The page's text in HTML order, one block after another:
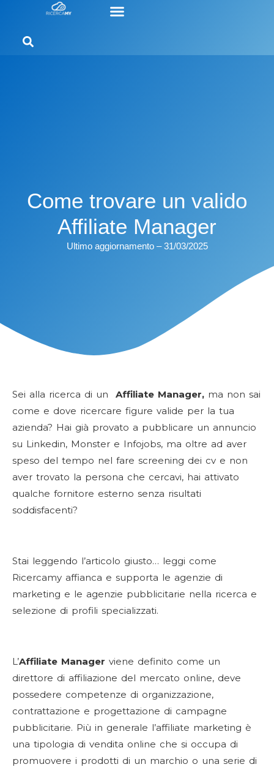
Come trovare un valido
Affiliate Manager
Ultimo aggiornamento – 31/03/2025
Sei alla ricerca di un Affiliate Manager, ma non sai
come e dove ricercare figure valide per la tua
azienda? Hai già provato a pubblicare un annuncio
su Linkedin, Monster e Infojobs, ma oltre ad aver
speso del tempo nel fare screening dei cv e non
aver trovato la persona che cercavi, hai attivato
qualche fornitore esterno senza risultati
soddisfacenti?
Stai leggendo l’articolo giusto… leggi come
Ricercamy affianca e supporta le agenzie di
marketing e le agenzie pubblicitarie nella ricerca e
selezione di profili specializzati.
L’Affiliate Manager viene definito come un
direttore di affiliazione del mercato online, deve
possedere competenze di organizzazione,
contrattazione e progettazione di campagne
pubblicitarie. Più in generale l’affiliate marketing è
una tipologia di vendita online che si occupa di
promuovere i prodotti di un marchio o una serie di